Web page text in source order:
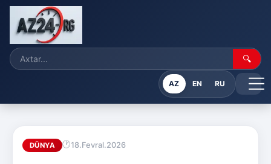
🔍
AZ EN RU
DÜNYA 18.Fevral.2026